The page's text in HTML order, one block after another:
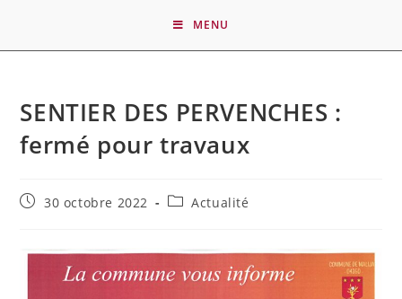
MENU
SENTIER DES PERVENCHES :
fermé pour travaux
30 octobre 2022 Actualité